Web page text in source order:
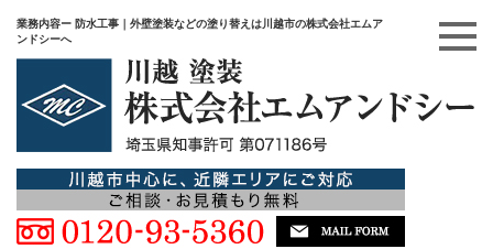
業務内容ー 防水工事｜外壁塗装などの塗り替えは川越市の株式会社エムア
ンドシーへ